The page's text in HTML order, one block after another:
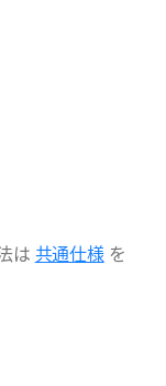
は 共通仕様を